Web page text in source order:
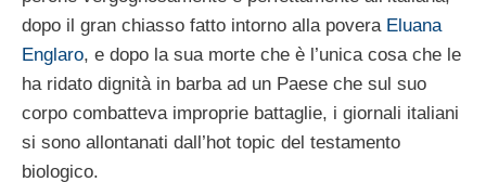
dopo il gran chiasso fatto intorno alla povera Eluana
Englaro, e dopo la sua morte che è l’unica cosa che le
ha ridato dignità in barba ad un Paese che sul suo
corpo combatteva improprie battaglie, i giornali italiani
si sono allontanati dall’hot topic del testamento
biologico.